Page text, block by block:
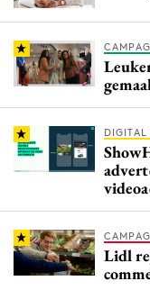
DIGITAL
Lidl